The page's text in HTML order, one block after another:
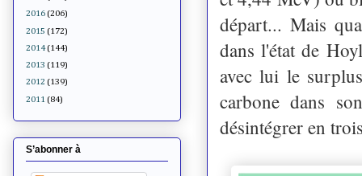
départ... Mais
dans l'état de
avec lui le
carbone dans
désintégrer en
2016 (206)
2015 (172)
2014 (144)
2013 (119)
2012 (139)
2011 (84)
S’abonner à